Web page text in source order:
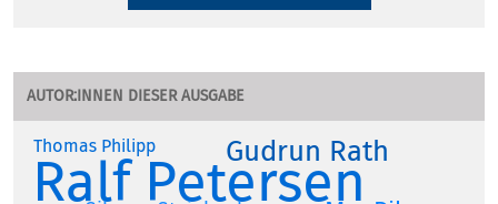
AUTOR:INNEN DIESER AUSGABE
Ralf Petersen
Gudrun Rath
Thomas Philipp